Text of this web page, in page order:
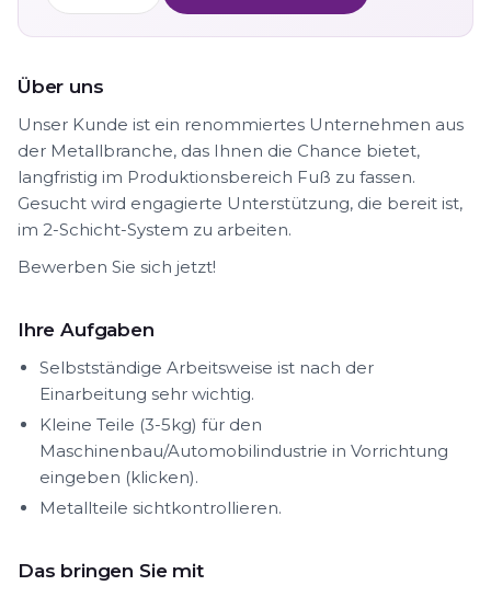
Über uns
Unser Kunde ist ein renommiertes Unternehmen aus
der Metallbranche, das Ihnen die Chance bietet,
langfristig im Produktionsbereich Fuß zu fassen.
Gesucht wird engagierte Unterstützung, die bereit ist,
im 2-Schicht-System zu arbeiten.
Bewerben Sie sich jetzt!
Ihre Aufgaben
Selbstständige Arbeitsweise ist nach der
Einarbeitung sehr wichtig.
Kleine Teile (3-5kg) für den
Maschinenbau/Automobilindustrie in Vorrichtung
eingeben (klicken).
Metallteile sichtkontrollieren.
Das bringen Sie mit